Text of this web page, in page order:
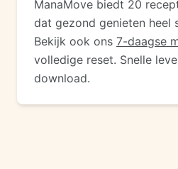
ManaMove biedt 20
dat gezond genieten heel
Bekijk ook ons 7-daagse
volledige reset. Snelle
download.